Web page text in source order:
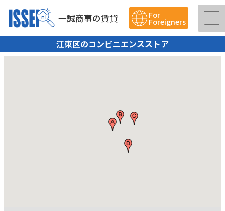
一誠商事の賃貸 For
Foreigners
江東区のコンビニエンスストア